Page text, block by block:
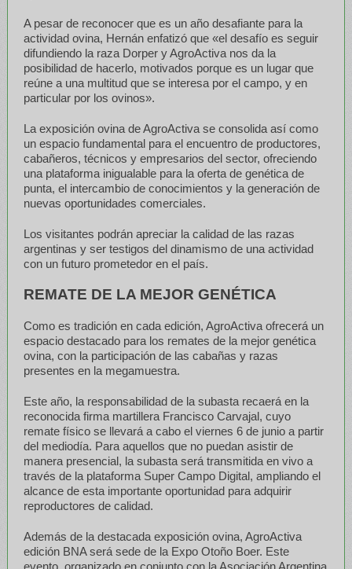
A pesar de reconocer que es un año desafiante para la
actividad ovina, Hernán enfatizó que «el desafío es seguir
difundiendo la raza Dorper y AgroActiva nos da la
posibilidad de hacerlo, motivados porque es un lugar que
reúne a una multitud que se interesa por el campo, y en
particular por los ovinos».
La exposición ovina de AgroActiva se consolida así como
un espacio fundamental para el encuentro de productores,
cabañeros, técnicos y empresarios del sector, ofreciendo
una plataforma inigualable para la oferta de genética de
punta, el intercambio de conocimientos y la generación de
nuevas oportunidades comerciales.
Los visitantes podrán apreciar la calidad de las razas
argentinas y ser testigos del dinamismo de una actividad
con un futuro prometedor en el país.
REMATE DE LA MEJOR GENÉTICA
Como es tradición en cada edición, AgroActiva ofrecerá un
espacio destacado para los remates de la mejor genética
ovina, con la participación de las cabañas y razas
presentes en la megamuestra.
Este año, la responsabilidad de la subasta recaerá en la
reconocida firma martillera Francisco Carvajal, cuyo
remate físico se llevará a cabo el viernes 6 de junio a partir
del mediodía. Para aquellos que no puedan asistir de
manera presencial, la subasta será transmitida en vivo a
través de la plataforma Super Campo Digital, ampliando el
alcance de esta importante oportunidad para adquirir
reproductores de calidad.
Además de la destacada exposición ovina, AgroActiva
edición BNA será sede de la Expo Otoño Boer. Este
evento, organizado en conjunto con la Asociación Argentina